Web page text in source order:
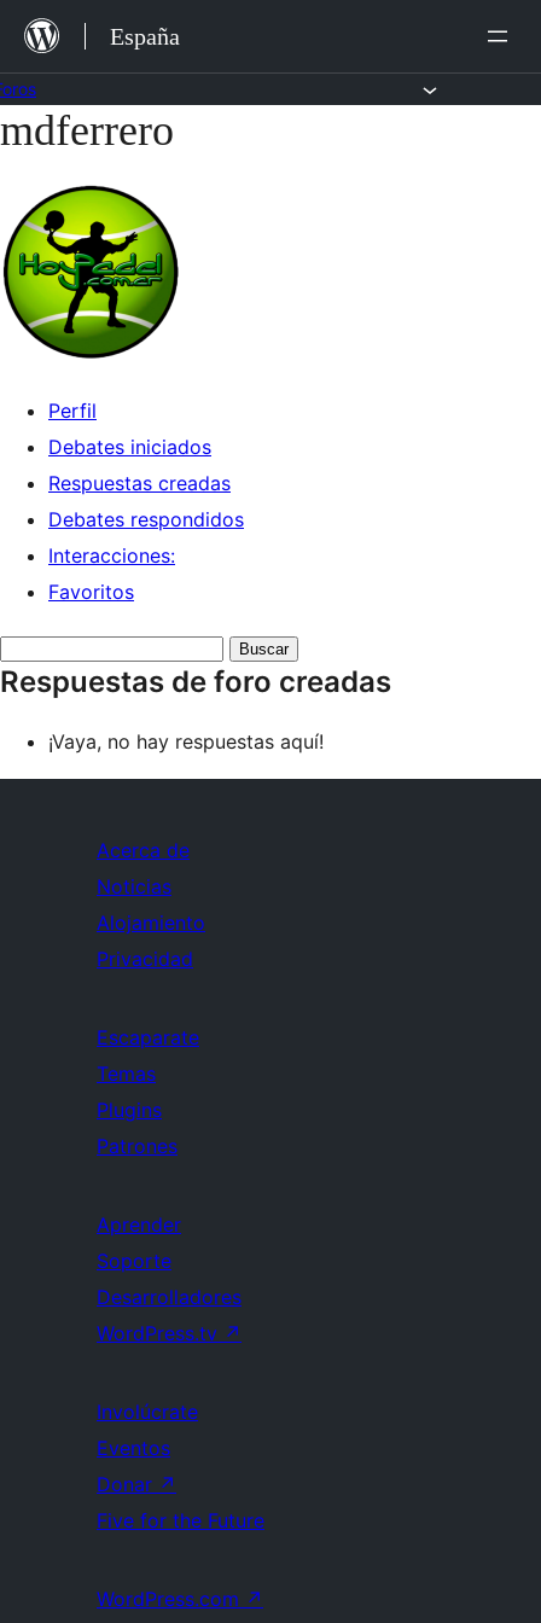
Saltar
contenido
España
Saltar
contenido
mdferrero
Perfil
Debates iniciados
Respuestas creadas
Debates respondidos
Interacciones:
Favoritos
respuestas:
Respuestas de foro creadas
¡Vaya, no hay respuestas aquí!
Acerca de
Noticias
Alojamiento
Privacidad
Escaparate
Temas
Plugins
Patrones
Aprender
Soporte
Desarrolladores
WordPress.tv ↗
Involúcrate
Eventos
Donar ↗
Five for the Future
WordPress.com ↗